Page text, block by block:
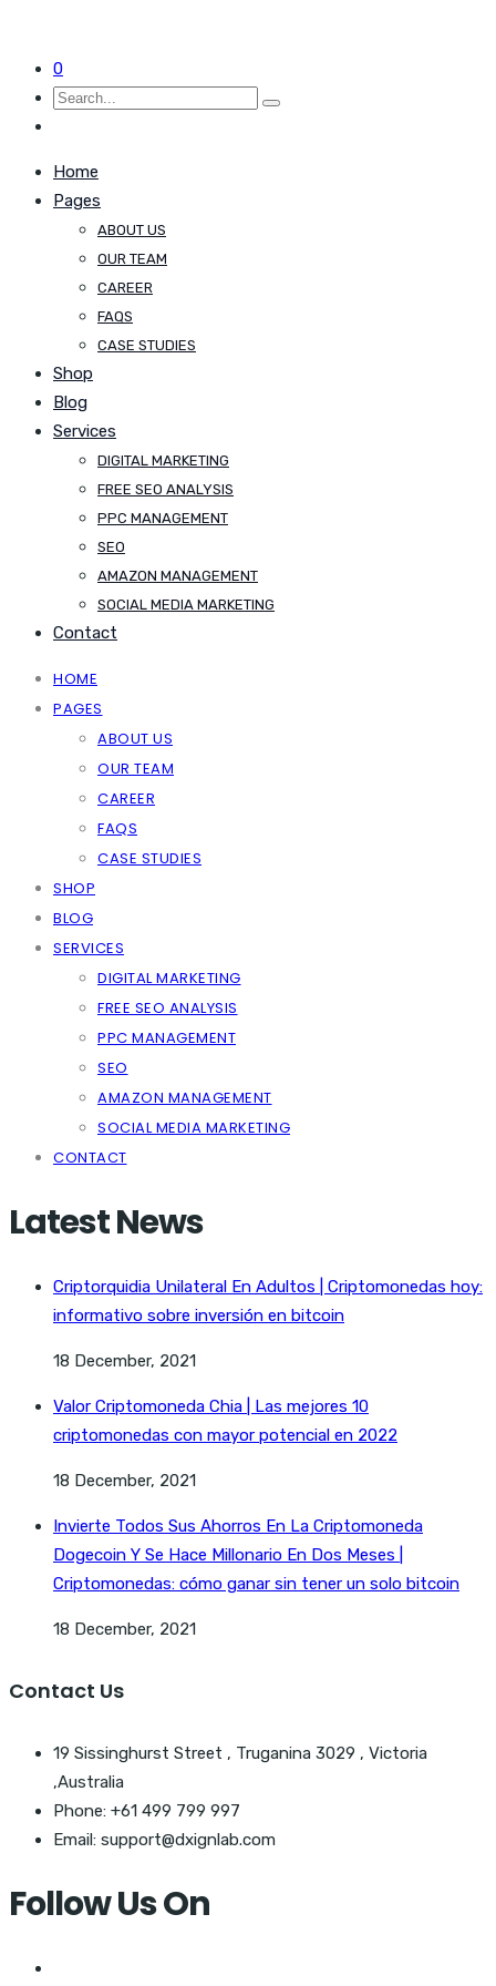
0
Home
Pages
ABOUT US
OUR TEAM
CAREER
FAQS
CASE STUDIES
Shop
Blog
Services
DIGITAL MARKETING
FREE SEO ANALYSIS
PPC MANAGEMENT
SEO
AMAZON MANAGEMENT
SOCIAL MEDIA MARKETING
Contact
HOME
PAGES
ABOUT US
OUR TEAM
CAREER
FAQS
CASE STUDIES
SHOP
BLOG
SERVICES
DIGITAL MARKETING
FREE SEO ANALYSIS
PPC MANAGEMENT
SEO
AMAZON MANAGEMENT
SOCIAL MEDIA MARKETING
CONTACT
Latest News
Criptorquidia Unilateral En Adultos | Criptomonedas hoy:
informativo sobre inversión en bitcoin
18 December, 2021
Valor Criptomoneda Chia | Las mejores 10
criptomonedas con mayor potencial en 2022
18 December, 2021
Invierte Todos Sus Ahorros En La Criptomoneda
Dogecoin Y Se Hace Millonario En Dos Meses |
Criptomonedas: cómo ganar sin tener un solo bitcoin
18 December, 2021
Contact Us
19 Sissinghurst Street , Truganina 3029 , Victoria
,Australia
Phone: +61 499 799 997
Email: support@dxignlab.com
Follow Us On